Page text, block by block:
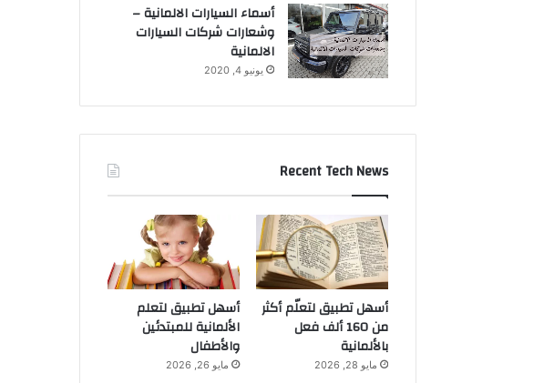
أسماء السيارات الالمانية –
وشعارات شركات السيارات
الالمانية
يونيو 4, 2020
Recent Tech News
أسهل تطبيق لتعلّم أكثر
من 160 ألف فعل
بالألمانية
مايو 28, 2026
أسهل تطبيق لتعلم
الألمانية للمبتدئين
والأطفال
مايو 26, 2026